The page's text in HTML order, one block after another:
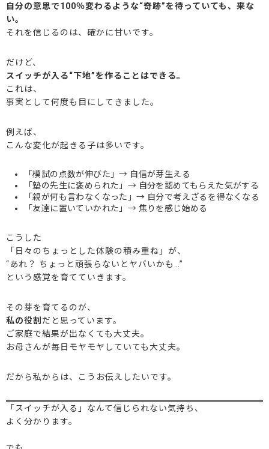
自分の意思で100％変わるような“奇跡”を待っていても、来な
い。
それを信じるのは、確かに甘いです。
だけど、
スイッチが入る“下地”を作ることはできる。
これは、
事実として何度も目にしてきました。
例えば、
こんな変化が起きる子は多いです。
「模試の点数が伸びた」→ 自信が芽生える
「塾の先生に褒められた」→ 自分を認めてもらえた気がする
「親が何も言わなくなった」→ 自分で考えざるを得なくなる
「友達に置いていかれた」→ 焦りを感じ始める
こうした
「日々のちょっとした体験の積み重ね」が、
“あれ？ ちょっと頑張らないとヤバいかも…”
という感覚を育てていきます。
その芽を育てるのが、
私の役割 だと思っています。
ご家庭で結果が出なくても大丈夫。
お母さんが毎日モヤモヤしていても大丈夫。
だから私からは、こうお伝えしたいです。
「スイッチが入る」なんて信じられない気持ち、
よく分かります。